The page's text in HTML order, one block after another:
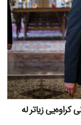
زیاتر لە